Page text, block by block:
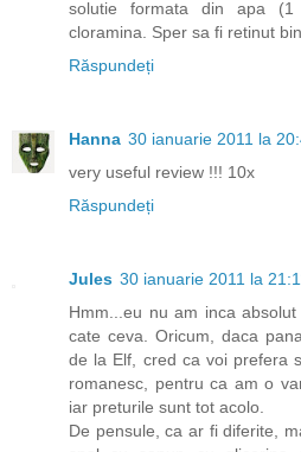
solutie formata din apa
cloramina. Sper sa fi retinut
Răspundeți
Hanna 30 ianuarie 2011 la
very useful review !!! 10x
Răspundeți
Jules 30 ianuarie 2011 la
Hmm...eu nu am inca
cate ceva. Oricum, daca
de la Elf, cred ca voi prefera
romanesc, pentru ca am o
iar preturile sunt tot acolo.
De pensule, ca ar fi diferite,